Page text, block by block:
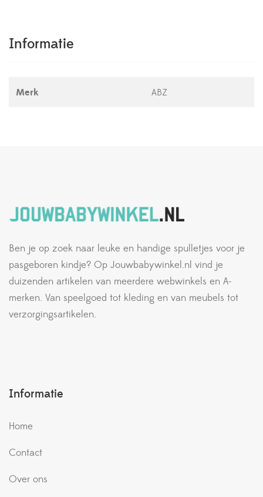
Informatie
Merk ABZ
Ben je op zoek naar leuke en handige spulletjes voor je
pasgeboren kindje? Op Jouwbabywinkel.nl vind je
duizenden artikelen van meerdere webwinkels en A-
merken. Van speelgoed tot kleding en van meubels tot
verzorgingsartikelen.
Informatie
Home
Contact
Over ons